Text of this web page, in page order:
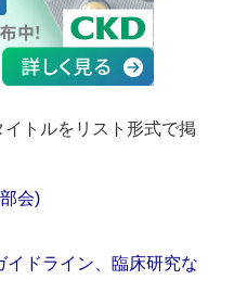
トルをリスト形式で掲
会)
イドライン、臨床研究な